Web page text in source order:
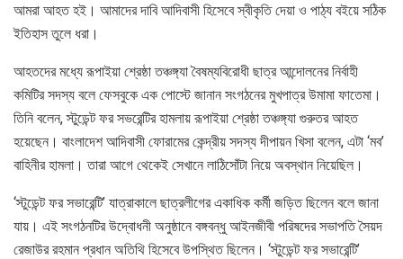
আমরা আহত হই। আমাদের দাবি আদিবাসী হিসেবে স্বীকৃতি দেয়া ও পাঠ্য বইয়ে সঠিক
ইতিহাস তুলে ধরা।
আহতদের মধ্যে রূপাইয়া শ্রেষ্ঠা তঞ্চঙ্গ্যা বৈষম্যবিরোধী ছাত্র আন্দোলনের নির্বাহী
কমিটির সদস্য বলে ফেসবুকে এক পোস্টে জানান সংগঠনের মুখপাত্র উমামা ফাতেমা।
তিনি বলেন, স্টুডেন্ট ফর সভরেন্টির হামলায় রূপাইয়া শ্রেষ্ঠা তঞ্চঙ্গ্যা গুরুতর আহত
হয়েছেন। বাংলাদেশ আদিবাসী ফোরামের কেন্দ্রীয় সদস্য দীপায়ন খিসা বলেন, এটা ‘মব’
বাহিনীর হামলা। তারা আগে থেকেই সেখানে লাঠিসোঁটা নিয়ে অবস্থান নিয়েছিল।
‘স্টুডেন্ট ফর সভারেন্টি’ যাত্রাকালে ছাত্রলীগের একাধিক কর্মী জড়িত ছিলেন বলে জানা
যায়। এই সংগঠনটির উদ্বোধনী অনুষ্ঠানে বঙ্গবন্ধু আইনজীবী পরিষদের সভাপতি সৈয়দ
রেজাউর রহমান প্রধান অতিথি হিসেবে উপস্থিত ছিলেন। ‘স্টুডেন্ট ফর সভারেন্টি’